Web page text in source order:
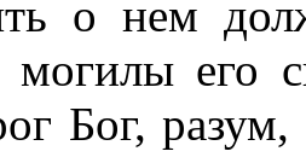
о нем
его
Бог,